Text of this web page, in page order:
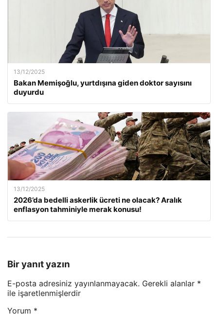
13/12/2025
Bakan Memişoğlu, yurtdışına giden doktor sayısını
duyurdu
13/12/2025
2026’da bedelli askerlik ücreti ne olacak? Aralık
enflasyon tahminiyle merak konusu!
Bir yanıt yazın
E-posta adresiniz yayınlanmayacak. Gerekli alanlar *
ile işaretlenmişlerdir
Yorum *